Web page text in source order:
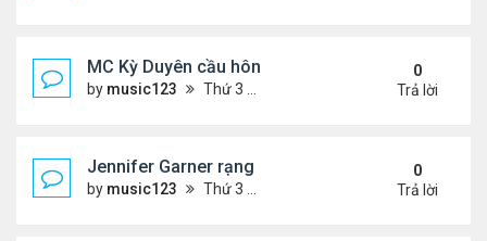
MC Kỳ Duyên cầu hôn lại chồng cũ
by music123 Thứ 3 Tháng 8 04, 2026 6:12 pm
0
Trả lời
Jennifer Garner rạng rỡ bên bạn trai kém 6 tuổi
by music123 Thứ 3 Tháng 8 04, 2026 6:06 pm
0
Trả lời